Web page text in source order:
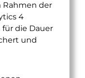
Rahmen der
4
die Dauer
und